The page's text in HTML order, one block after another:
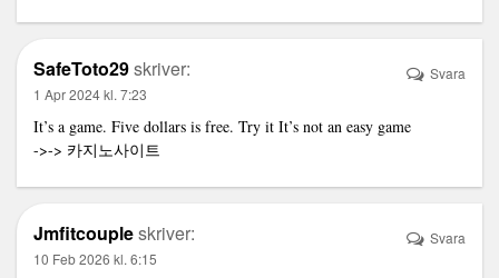
SafeToto29skriver:
1 Apr 2024 kl. 7:23
It’s a game. Five dollars is free. Try it It’s not an easy game
->-> 카지노사이트
Svara
Jmfitcoupleskriver:
10 Feb 2026 kl. 6:15
Svara